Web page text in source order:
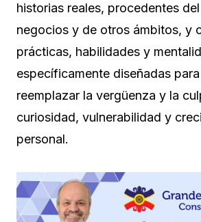
historias reales, procedentes
negocios y de otros ámbitos, y
prácticas, habilidades y
específicamente diseñadas
reemplazar la vergüenza y la
curiosidad, vulnerabilidad y
personal.